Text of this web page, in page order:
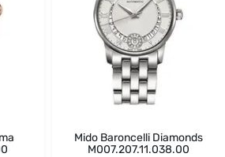
Mido Baroncelli Diamonds
M007.207.11.038.00